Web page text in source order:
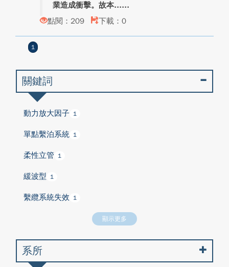
業造成衝擊。故本...
點閱：209
下載：0
1
關鍵詞
動力放大因子 1
單點繫泊系統 1
柔性立管 1
緩波型 1
繫纜系統失效 1
顯示更多
系所